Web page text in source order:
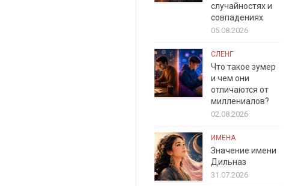
случайностях и
совпадениях
05.08.2026
СЛЕНГ
Что такое зумер
и чем они
отличаются от
миллениалов?
02.08.2026
ИМЕНА
Значение имени
Дильназ
31.07.2026